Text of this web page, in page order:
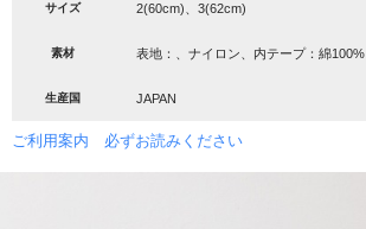
サイズ 2(60cm)、3(62cm)
素材 表地：、ナイロン、内テープ：綿100%
生産国 JAPAN
ご利用案内 必ずお読みください